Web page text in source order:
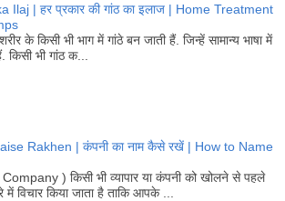
Ilaj | हर प्रकार की गांठ का इलाज | Home Treatment
के किसी भी भाग में गांठे बन जाती हैं. जिन्हें सामान्य भाषा में
किसी भी गांठ क...
Rakhen | कंपनी का नाम कैसे रखें | How to Name
) किसी भी व्यापार या कंपनी को खोलने से पहले
विचार किया जाता है ताकि आपके ...